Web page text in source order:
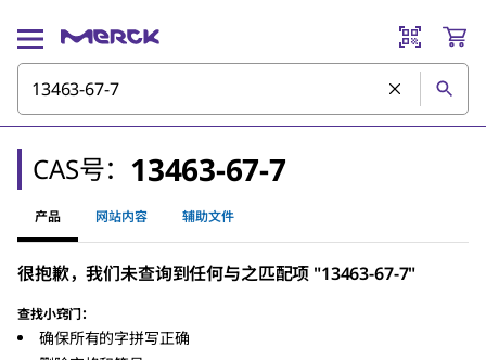
CAS号： 13463-67-7
产品 网站内容 辅助文件
很抱歉，我们未查询到任何与之匹配项 "13463-67-7"
查找小窍门：
确保所有的字拼写正确